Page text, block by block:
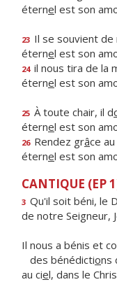
éternel est son
23 Il se souvient de
éternel est son
24 il nous tira de la
éternel est son
25 À toute chair, il d
éternel est son
26 Rendez grâce
éternel est son
CANTIQUE (EP
3 Qu'il soit béni, le
de notre Seigneur,
Il nous a bénis et
des bénédictions
au ciel, dans le